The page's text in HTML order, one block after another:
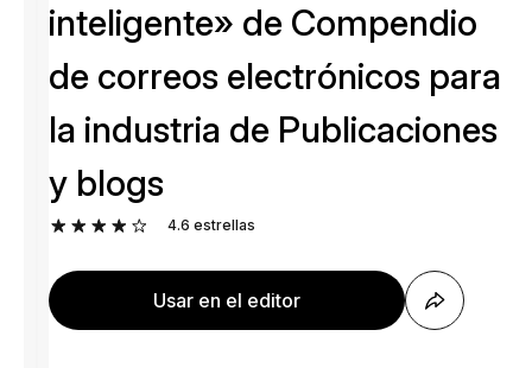
inteligente» de Compendio
de correos electrónicos para
la industria de Publicaciones
y blogs
4.6 estrellas
Usar en el editor